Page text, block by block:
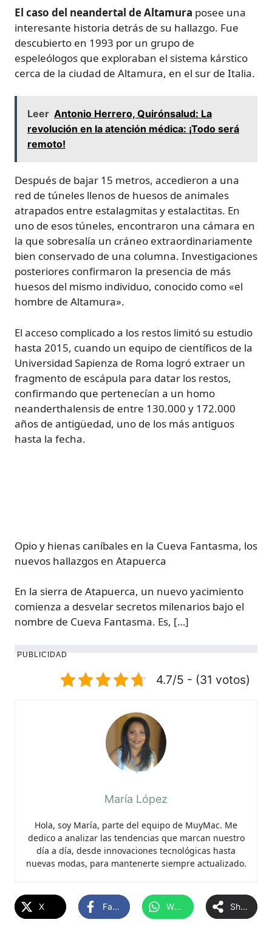
El caso del neandertal de Altamura posee una
interesante historia detrás de su hallazgo. Fue
descubierto en 1993 por un grupo de
espeleólogos que exploraban el sistema kárstico
cerca de la ciudad de Altamura, en el sur de Italia.
Leer Antonio Herrero, Quirónsalud: La
revolución en la atención médica: ¡Todo será
remoto!
Después de bajar 15 metros, accedieron a una
red de túneles llenos de huesos de animales
atrapados entre estalagmitas y estalactitas. En
uno de esos túneles, encontraron una cámara en
la que sobresalía un cráneo extraordinariamente
bien conservado de una columna. Investigaciones
posteriores confirmaron la presencia de más
huesos del mismo individuo, conocido como «el
hombre de Altamura».
El acceso complicado a los restos limitó su estudio
hasta 2015, cuando un equipo de científicos de la
Universidad Sapienza de Roma logró extraer un
fragmento de escápula para datar los restos,
confirmando que pertenecían a un homo
neanderthalensis de entre 130.000 y 172.000
años de antigüedad, uno de los más antiguos
hasta la fecha.
Opio y hienas caníbales en la Cueva Fantasma, los
nuevos hallazgos en Atapuerca
En la sierra de Atapuerca, un nuevo yacimiento
comienza a desvelar secretos milenarios bajo el
nombre de Cueva Fantasma. Es, […]
PUBLICIDAD
4.7/5 - (31 votos)
María López
Hola, soy María, parte del equipo de MuyMac. Me
dedico a analizar las tendencias que marcan nuestro
día a día, desde innovaciones tecnológicas hasta
nuevas modas, para mantenerte siempre actualizado.
X Facebook WhatsApp Share